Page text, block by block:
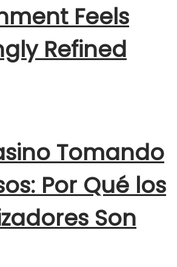
Feels
Refined
Tomando
Por Qué los
Son